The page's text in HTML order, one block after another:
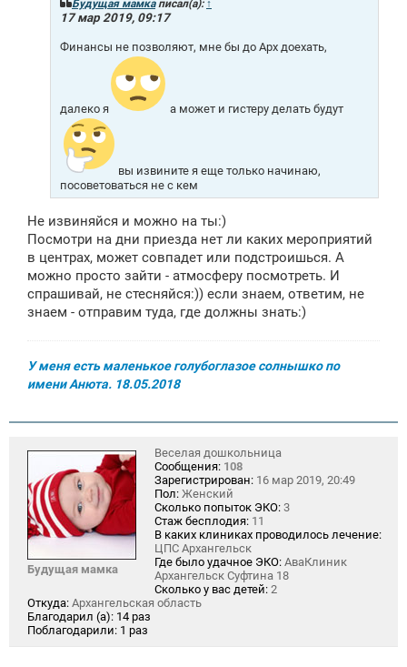
Будущая мамкаписал(а): ↑
17 мар 2019, 09:17
Финансы не позволяют, мне бы до Арх доехать,
далеко я а может и гистеру делать будут
вы извините я еще только начинаю,
посоветоваться не с кем
Не извиняйся и можно на ты:)
Посмотри на дни приезда нет ли каких мероприятий
в центрах, может совпадет или подстроишься. А
можно просто зайти - атмосферу посмотреть. И
спрашивай, не стесняйся:)) если знаем, ответим, не
знаем - отправим туда, где должны знать:)
У меня есть маленькое голубоглазое солнышко по
имени Анюта. 18.05.2018
Будущая мамка
Веселая дошкольница
Сообщения: 108
Зарегистрирован: 16 мар 2019, 20:49
Пол: Женский
Сколько попыток ЭКО: 3
Стаж бесплодия: 11
В каких клиниках проводилось лечение:
ЦПС Архангельск
Где было удачное ЭКО: АваКлиник
Архангельск Суфтина 18
Сколько у вас детей: 2
Откуда: Архангельская область
Благодарил (а): 14 раз
Поблагодарили: 1 раз